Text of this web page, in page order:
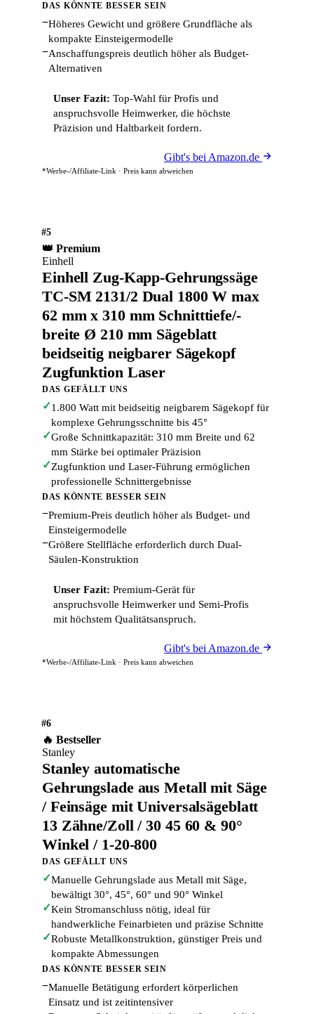
DAS KÖNNTE BESSER SEIN
−Höheres Gewicht und größere Grundfläche als
kompakte Einsteigermodelle
−Anschaffungspreis deutlich höher als Budget-
Alternativen
Unser Fazit: Top-Wahl für Profis und
anspruchsvolle Heimwerker, die höchste
Präzision und Haltbarkeit fordern.
Gibt's bei Amazon.de
*Werbe-/Affiliate-Link · Preis kann abweichen
#5
👑 Premium
Einhell
Einhell Zug-Kapp-Gehrungssäge
TC-SM 2131/2 Dual 1800 W max
62 mm x 310 mm Schnitttiefe/-
breite Ø 210 mm Sägeblatt
beidseitig neigbarer Sägekopf
Zugfunktion Laser
DAS GEFÄLLT UNS
✓1.800 Watt mit beidseitig neigbarem Sägekopf für
komplexe Gehrungsschnitte bis 45°
✓Große Schnittkapazität: 310 mm Breite und 62
mm Stärke bei optimaler Präzision
✓Zugfunktion und Laser-Führung ermöglichen
professionelle Schnittergebnisse
DAS KÖNNTE BESSER SEIN
−Premium-Preis deutlich höher als Budget- und
Einsteigermodelle
−Größere Stellfläche erforderlich durch Dual-
Säulen-Konstruktion
Unser Fazit: Premium-Gerät für
anspruchsvolle Heimwerker und Semi-Profis
mit höchstem Qualitätsanspruch.
Gibt's bei Amazon.de
*Werbe-/Affiliate-Link · Preis kann abweichen
#6
🔥 Bestseller
Stanley
Stanley automatische
Gehrungslade aus Metall mit Säge
/ Feinsäge mit Universalsägeblatt
13 Zähne/Zoll / 30 45 60 & 90°
Winkel / 1-20-800
DAS GEFÄLLT UNS
✓Manuelle Gehrungslade aus Metall mit Säge,
bewältigt 30°, 45°, 60° und 90° Winkel
✓Kein Stromanschluss nötig, ideal für
handwerkliche Feinarbieten und präzise Schnitte
✓Robuste Metallkonstruktion, günstiger Preis und
kompakte Abmessungen
DAS KÖNNTE BESSER SEIN
−Manuelle Betätigung erfordert körperlichen
Einsatz und ist zeitintensiver